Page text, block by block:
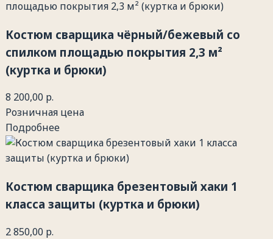
Костюм сварщика чёрный/бежевый со
спилком площадью покрытия 2,3 м²
(куртка и брюки)
8 200,00 р.
Розничная цена
Подробнее
Костюм сварщика брезентовый хаки 1
класса защиты (куртка и брюки)
2 850,00 р.